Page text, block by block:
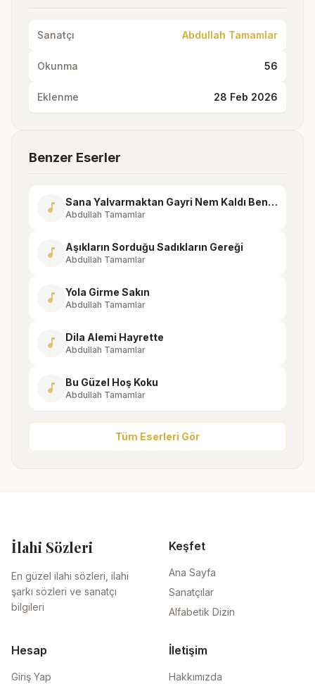
Sanatçı Abdullah Tamamlar
Okunma 56
Eklenme 28 Feb 2026
Benzer Eserler
music_note Sana Yalvarmaktan Gayri Nem Kaldı Benim
Abdullah Tamamlar
music_note Aşıkların Sorduğu Sadıkların Gereği
Abdullah Tamamlar
music_note Yola Girme Sakın
Abdullah Tamamlar
music_note Dila Alemi Hayrette
Abdullah Tamamlar
music_note Bu Güzel Hoş Koku
Abdullah Tamamlar
Tüm Eserleri Gör
İlahi Sözleri
En güzel ilahi sözleri, ilahi
şarkı sözleri ve sanatçı
bilgileri
Keşfet
Ana Sayfa
Sanatçılar
Alfabetik Dizin
Hesap
Giriş Yap
İletişim
Hakkımızda